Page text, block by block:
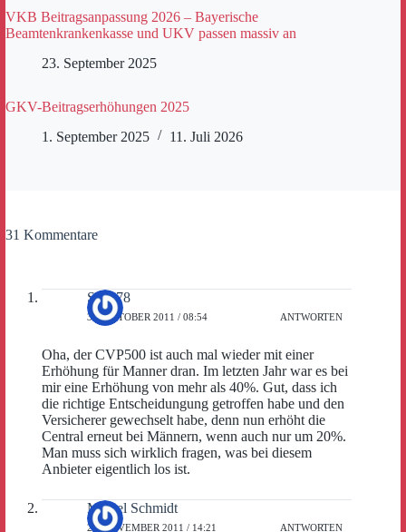
VKB Beitragsanpassung 2026 – Bayerische
Beamtenkrankenkasse und UKV passen massiv an
23. September 2025
GKV-Beitragserhöhungen 2025
1. September 2025
11. Juli 2026
31 Kommentare
Sepp78
31. OKTOBER 2011 / 08:54 ANTWORTEN
Oha, der CVP500 ist auch mal wieder mit einer
Erhöhung für Manner dran. Im letzten Jahr war es bei
mir eine Erhöhung von mehr als 40%. Gut, dass ich
die richtige Entscheidungung getroffen habe und den
Versicherer gewechselt habe, denn nun erhöht die
Central erneut bei Männern, wenn auch nur um 20%.
Man muss sich wirklich fragen, was bei diesem
Anbieter eigentlich los ist.
Marcel Schmidt
28. NOVEMBER 2011 / 14:21 ANTWORTEN